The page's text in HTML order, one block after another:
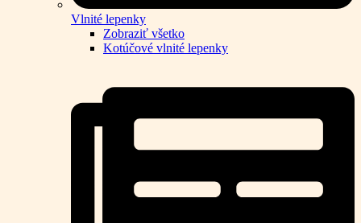
Vlnité lepenky
Zobraziť všetko
Kotúčové vlnité lepenky